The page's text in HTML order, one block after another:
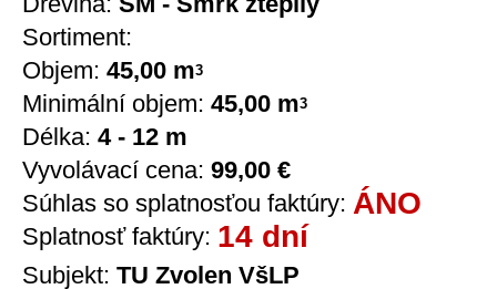
Sortiment:
Objem: 45,00 m3
Minimální objem: 45,00 m3
Délka: 4 - 12 m
Vyvolávací cena: 99,00 €
Súhlas so splatnosťou faktúry: ÁNO
Splatnosť faktúry: 14 dní
Subjekt: TU Zvolen VšLP